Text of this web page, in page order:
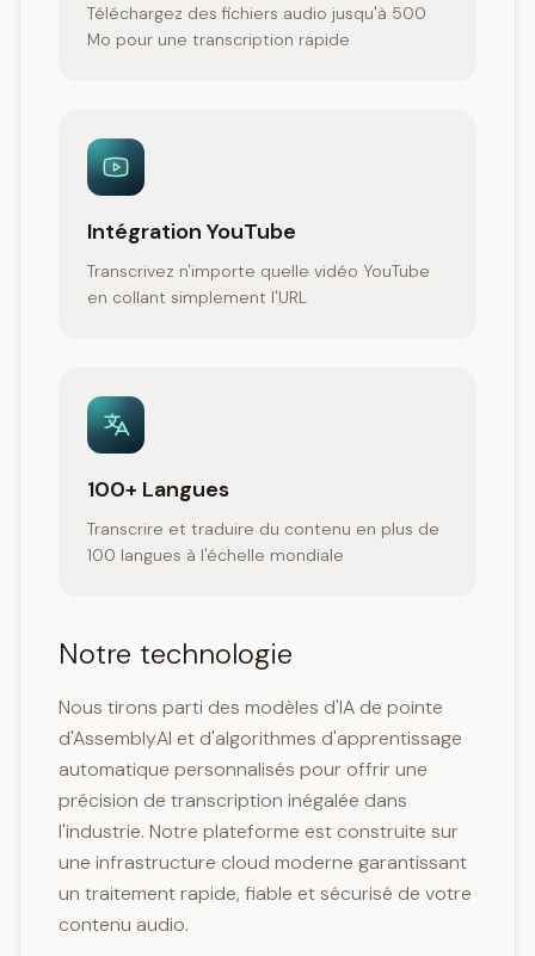
Téléchargez des fichiers audio jusqu'à 500
Mo pour une transcription rapide
Intégration YouTube
Transcrivez n'importe quelle vidéo YouTube
en collant simplement l'URL
100+ Langues
Transcrire et traduire du contenu en plus de
100 langues à l'échelle mondiale
Notre technologie
Nous tirons parti des modèles d'IA de pointe
d'AssemblyAI et d'algorithmes d'apprentissage
automatique personnalisés pour offrir une
précision de transcription inégalée dans
l'industrie. Notre plateforme est construite sur
une infrastructure cloud moderne garantissant
un traitement rapide, fiable et sécurisé de votre
contenu audio.